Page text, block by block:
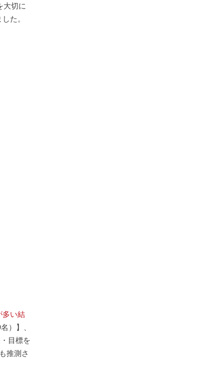
大切に
た。
多い結
）】、
目標を
推測さ